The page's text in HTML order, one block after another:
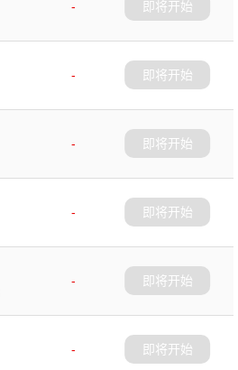
-
即将开始
-
即将开始
-
即将开始
-
即将开始
-
即将开始
-
即将开始